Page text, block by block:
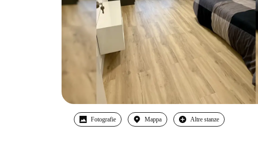
Fotografie Mappa Altre stanze